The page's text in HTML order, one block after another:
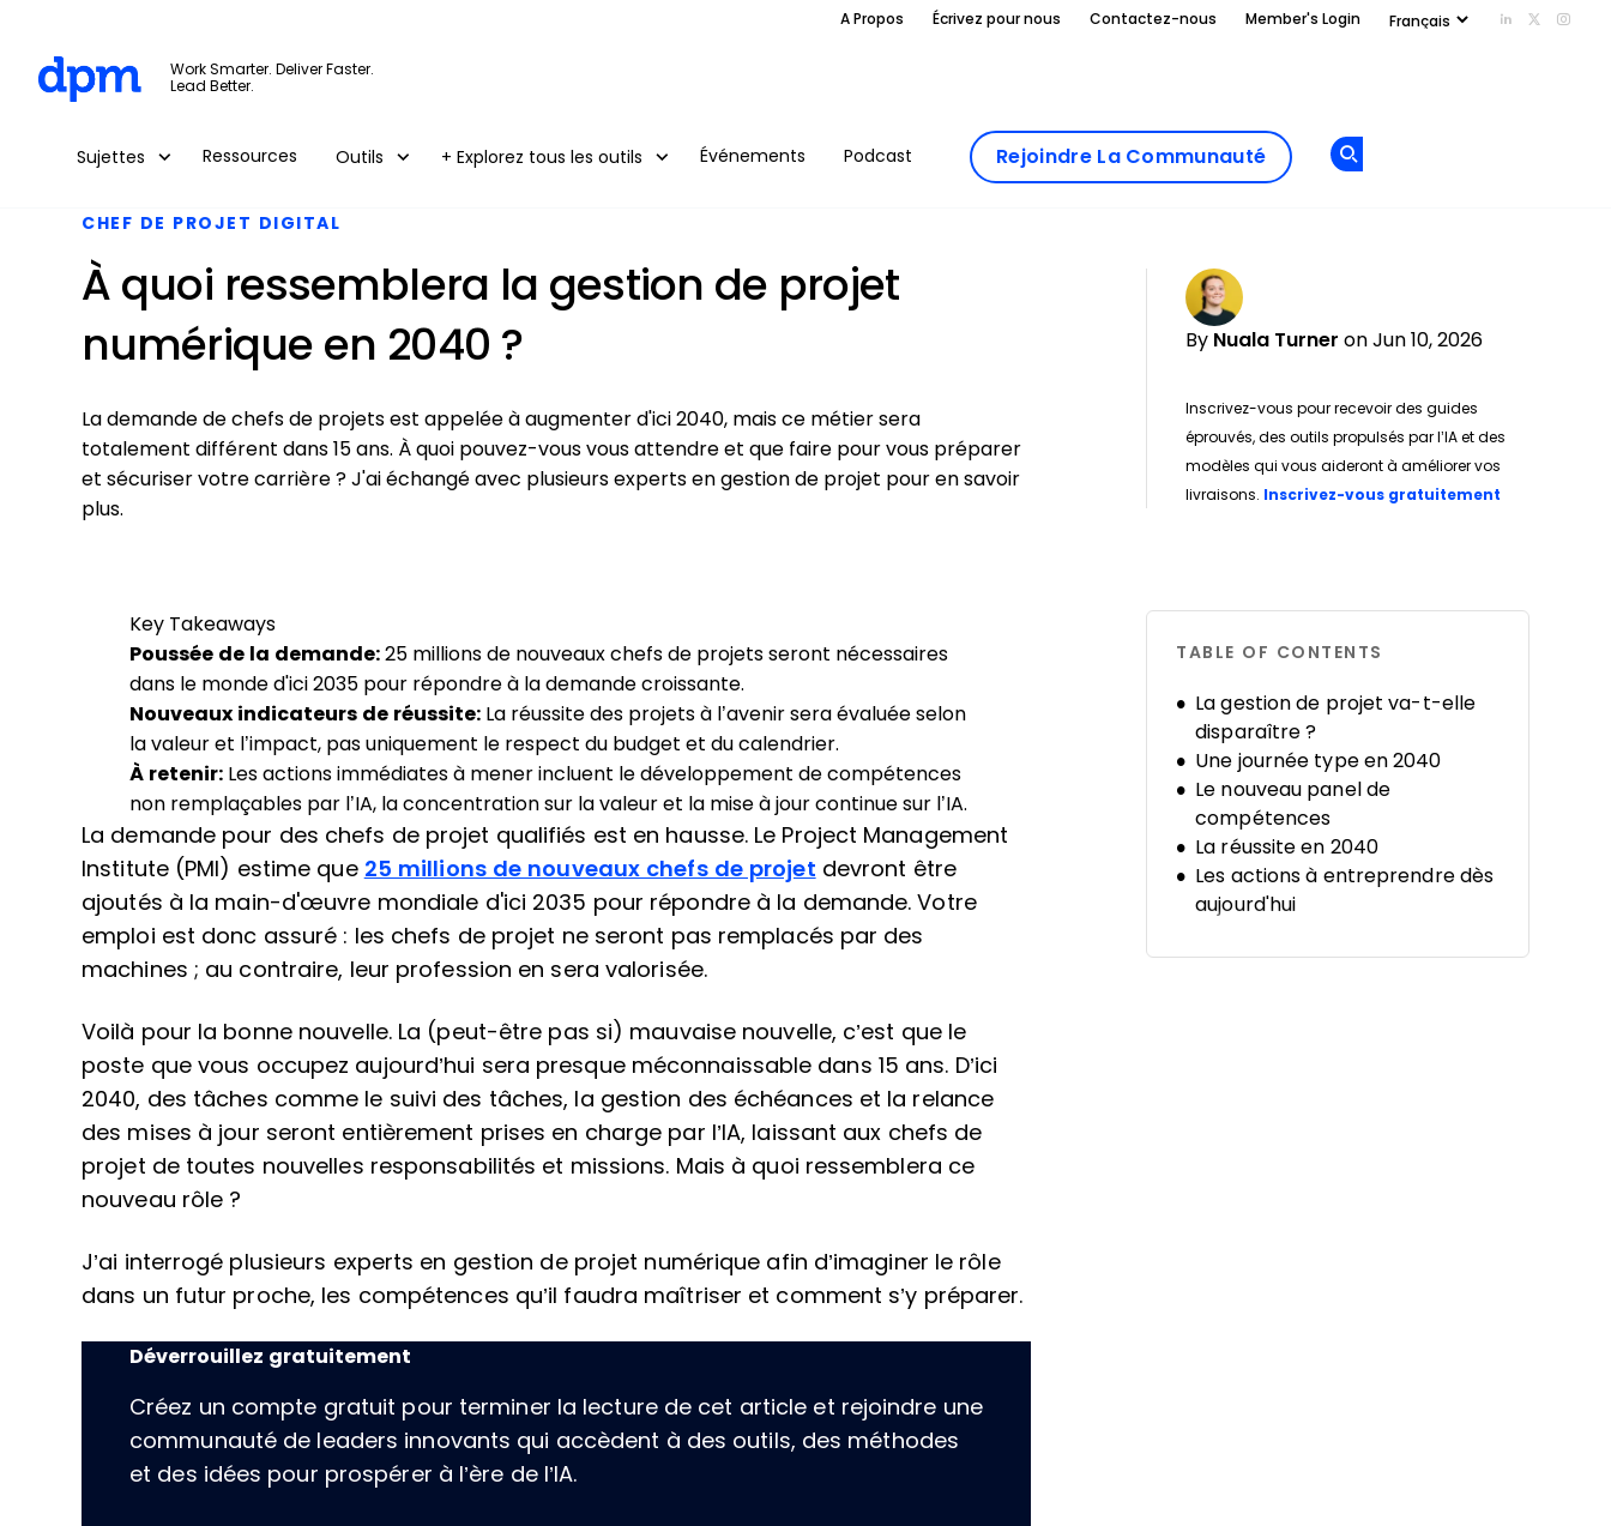
Skip to main content
A Propos Écrivez pour nous Contactez-nous Member's Login Add us on
Follow
Work Smarter. Deliver Faster.
Lead Better.
Sujettes Ressources Outils + Explorez tous les outils Événements Podcast Rejoindre La Communauté
CHEF DE PROJET DIGITAL
À quoi ressemblera la gestion de projet
numérique en 2040 ?
By Nuala Turner on Jun 10, 2026
Inscrivez-vous pour recevoir des guides
éprouvés, des outils propulsés par l’IA et des
modèles qui vous aideront à améliorer vos
livraisons. Inscrivez-vous gratuitement
La demande de chefs de projets est appelée à augmenter d'ici 2040, mais ce métier sera
totalement différent dans 15 ans. À quoi pouvez-vous vous attendre et que faire pour vous préparer
et sécuriser votre carrière ? J'ai échangé avec plusieurs experts en gestion de projet pour en savoir
plus.
Key Takeaways
Poussée de la demande: 25 millions de nouveaux chefs de projets seront nécessaires
dans le monde d'ici 2035 pour répondre à la demande croissante.
Nouveaux indicateurs de réussite: La réussite des projets à l’avenir sera évaluée selon
la valeur et l’impact, pas uniquement le respect du budget et du calendrier.
À retenir: Les actions immédiates à mener incluent le développement de compétences
non remplaçables par l’IA, la concentration sur la valeur et la mise à jour continue sur l’IA.
La demande pour des chefs de projet qualifiés est en hausse. Le Project Management
Institute (PMI) estime que 25 millions de nouveaux chefs de projet devront être
ajoutés à la main-d'œuvre mondiale d'ici 2035 pour répondre à la demande. Votre
emploi est donc assuré : les chefs de projet ne seront pas remplacés par des
machines ; au contraire, leur profession en sera valorisée.
Voilà pour la bonne nouvelle. La (peut-être pas si) mauvaise nouvelle, c’est que le
poste que vous occupez aujourd’hui sera presque méconnaissable dans 15 ans. D’ici
2040, des tâches comme le suivi des tâches, la gestion des échéances et la relance
des mises à jour seront entièrement prises en charge par l’IA, laissant aux chefs de
projet de toutes nouvelles responsabilités et missions. Mais à quoi ressemblera ce
nouveau rôle ?
J’ai interrogé plusieurs experts en gestion de projet numérique afin d’imaginer le rôle
dans un futur proche, les compétences qu’il faudra maîtriser et comment s’y préparer.
Déverrouillez gratuitement
Créez un compte gratuit pour terminer la lecture de cet article et rejoindre une
communauté de leaders innovants qui accèdent à des outils, des méthodes
et des idées pour prospérer à l’ère de l’IA.
TABLE OF CONTENTS
La gestion de projet va-t-elle
disparaître ?
Une journée type en 2040
Le nouveau panel de
compétences
La réussite en 2040
Les actions à entreprendre dès
aujourd'hui